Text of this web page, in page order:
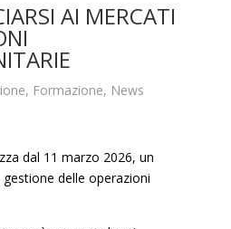
AI MERCATI
, Formazione, News
dal 11 marzo 2026, un
delle operazioni